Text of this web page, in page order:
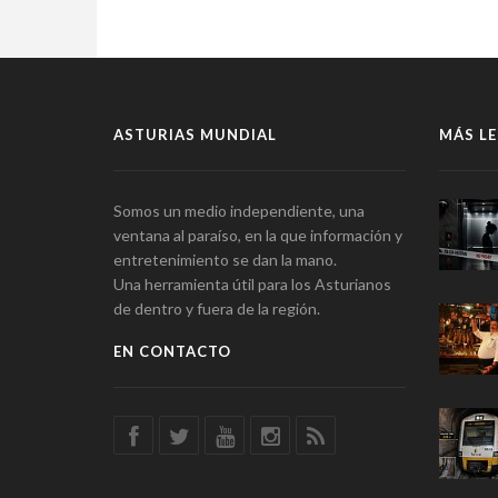
ASTURIAS MUNDIAL
Somos un medio independiente, una
ventana al paraíso, en la que información y
entretenimiento se dan la mano.
Una herramienta útil para los Asturianos
de dentro y fuera de la región.
EN CONTACTO
MÁS